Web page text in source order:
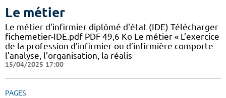
Le métier
Le métier d'infirmier diplômé d'état (IDE) Télécharger
fichemetier-IDE.pdf PDF 49,6 Ko Le métier « L’exercice
de la profession d’infirmier ou d’infirmière comporte
l’analyse, l’organisation, la réalis
15/04/2025 17:00
PAGES